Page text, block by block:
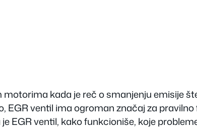
kada je reč o smanjenju emisije
EGR ventil ima ogroman značaj za
EGR ventil, kako funkcioniše, koje